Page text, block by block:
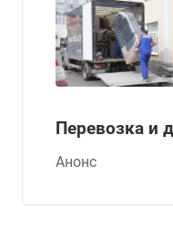
Перевозка и
Анонс